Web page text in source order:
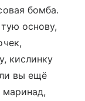
бомба.
основу,
кислинку
вы ещё